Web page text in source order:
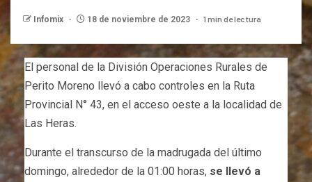
Infomix 18 de noviembre de 2023 1 min de lectura
El personal de la División Operaciones Rurales de
Perito Moreno llevó a cabo controles en la Ruta
Provincial N° 43, en el acceso oeste a la localidad de
Las Heras.
Durante el transcurso de la madrugada del último
domingo, alrededor de la 01:00 horas, se llevó a